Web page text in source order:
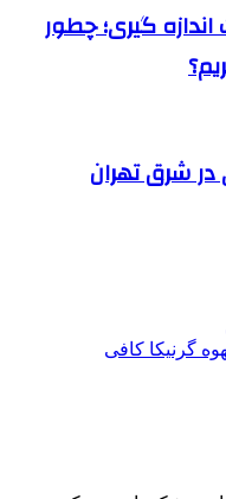
گیری؛ چطور
شرق تهران
گرنیکا کافی